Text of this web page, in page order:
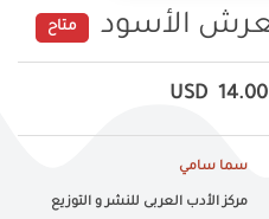
متاح
14.00
USD
سما سامي
مركز الأدب العربى للنشر و التوزيع